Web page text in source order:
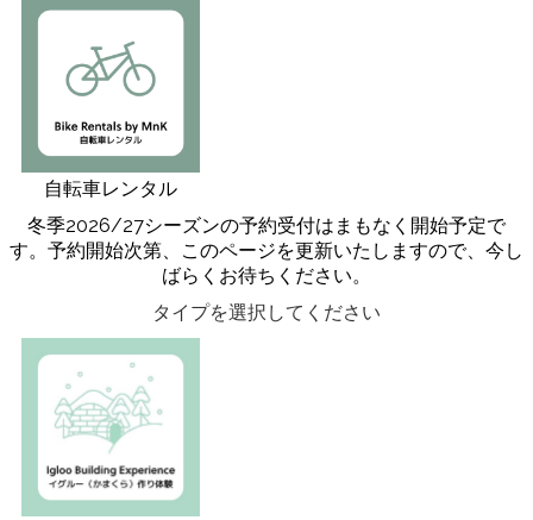
自転車レンタル
冬季2026/27シーズンの予約受付はまもなく開始予定で
す。予約開始次第、このページを更新いたしますので、今し
ばらくお待ちください。
タイプを選択してください